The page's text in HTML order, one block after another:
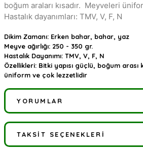
boğum araları kısadır. Meyveleri
Hastalık dayanımları: TMV, V, F, N
Dikim Zamanı: Erken bahar, bahar, yaz
Meyve ağırlığı: 250 - 350 gr.
Hastalık Dayanımı: TMV, V, F, N
Özellikleri: Bitki yapısı güçlü, boğum arası
üniform ve çok lezzetlidir
YORUMLAR
Bu ürüne ilk yorumu siz
TAKSIT SEÇENEKLERI